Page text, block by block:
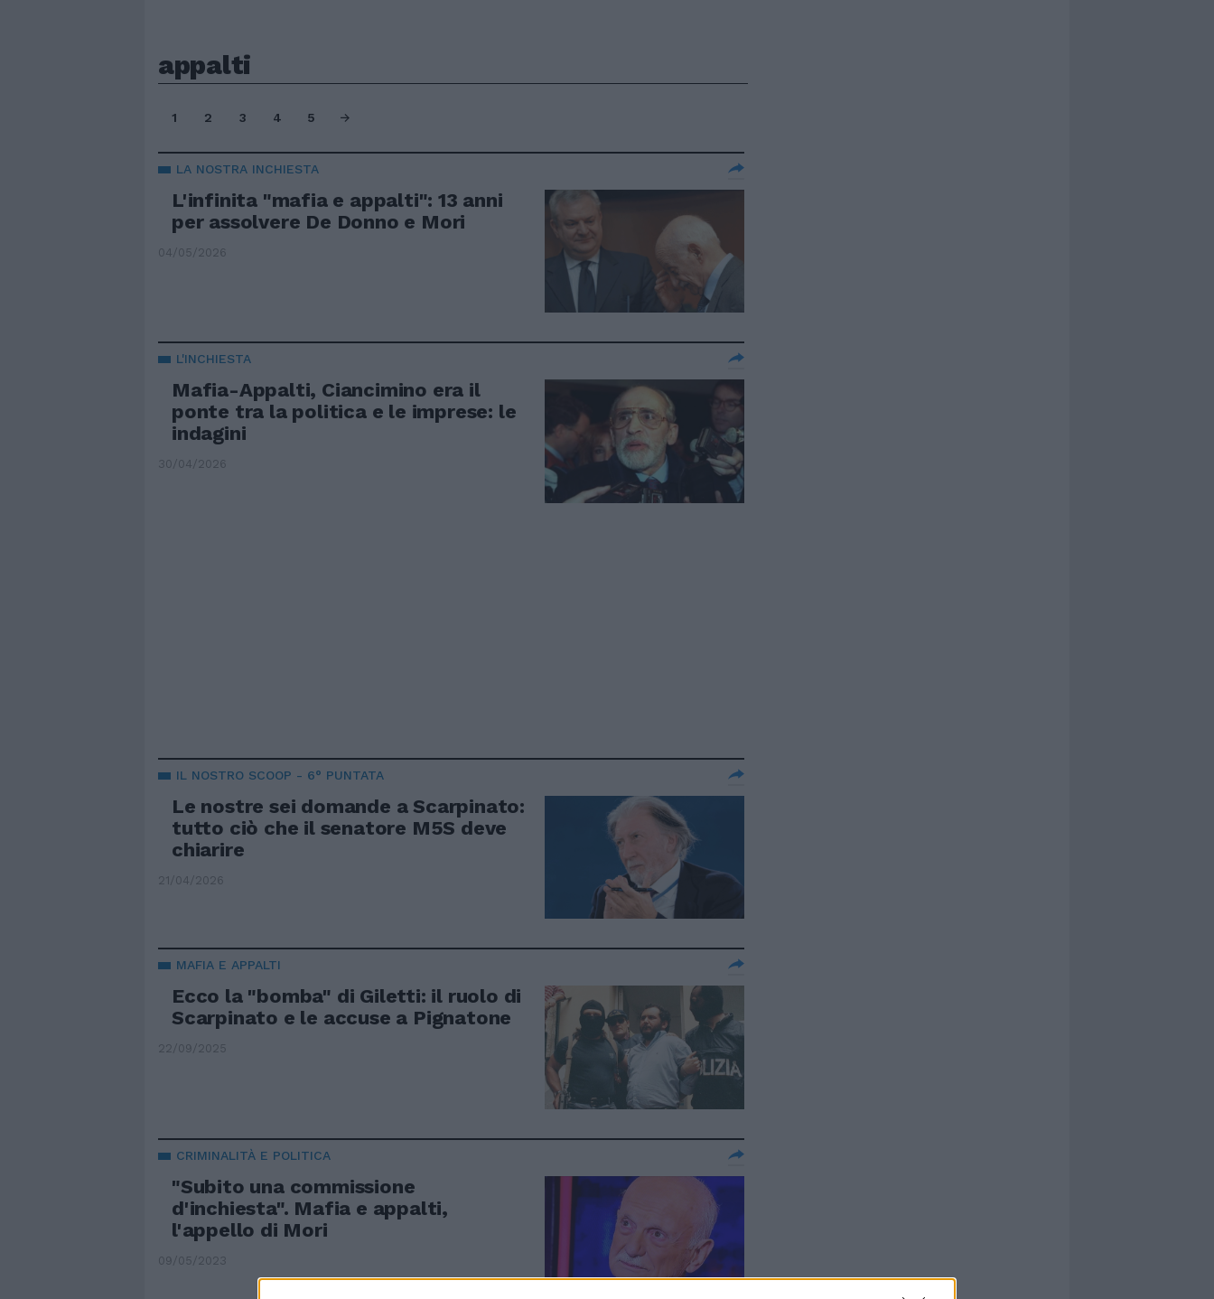
appalti
1 2 3 4 5
LA NOSTRA INCHIESTA
L'infinita "mafia e appalti": 13 anni
per assolvere De Donno e Mori
04/05/2026
L'INCHIESTA
Mafia-Appalti, Ciancimino era il
ponte tra la politica e le imprese: le
indagini
30/04/2026
IL NOSTRO SCOOP - 6° PUNTATA
Le nostre sei domande a Scarpinato:
tutto ciò che il senatore M5S deve
chiarire
21/04/2026
MAFIA E APPALTI
Ecco la "bomba" di Giletti: il ruolo di
Scarpinato e le accuse a Pignatone
22/09/2025
CRIMINALITÀ E POLITICA
"Subito una commissione
d'inchiesta". Mafia e appalti,
l'appello di Mori
09/05/2023